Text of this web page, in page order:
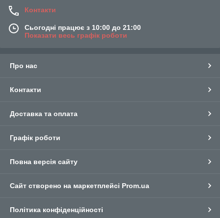
Контакти
Сьогодні працює з 10:00 до 21:00
Показати весь графік роботи
Про нас
Контакти
Доставка та оплата
Графік роботи
Повна версія сайту
Сайт створено на маркетплейсі Prom.ua
Політика конфіденційності